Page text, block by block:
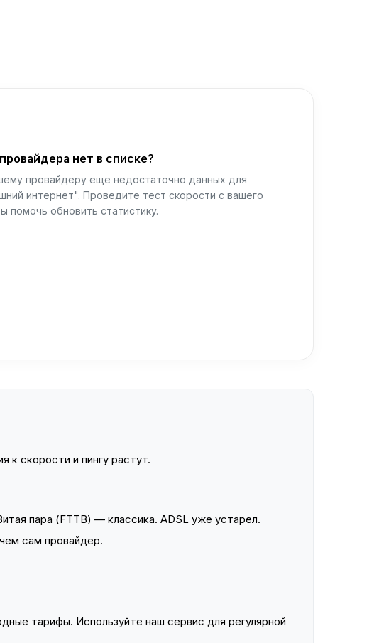
нет в списке?
провайдеру еще недостаточно данных для
интернет". Проведите тест скорости с вашего
помочь обновить статистику.
к скорости и пингу растут.
пара (FTTB) — классика. ADSL уже устарел.
сам провайдер.
тарифы. Используйте наш сервис для регулярной